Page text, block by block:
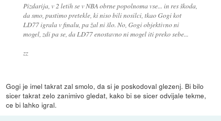
Pizdarija, v 2 letih se v NBA obrne popolnoma vse... in res škoda,
da smo, pustimo pretekle, ki niso bili nosilci, tkao Gogi kot
LD77 igrala v finalu, pa žal ni šlo. No, Gogi objektivno ni
mogel, zdi pa se, da LD77 enostavno ni mogel iti preko sebe...
zz
Gogi je imel takrat zal smolo, da si je poskodoval glezenj. Bi bilo
sicer takrat zelo zanimivo gledat, kako bi se sicer odvijale tekme,
ce bi lahko igral.